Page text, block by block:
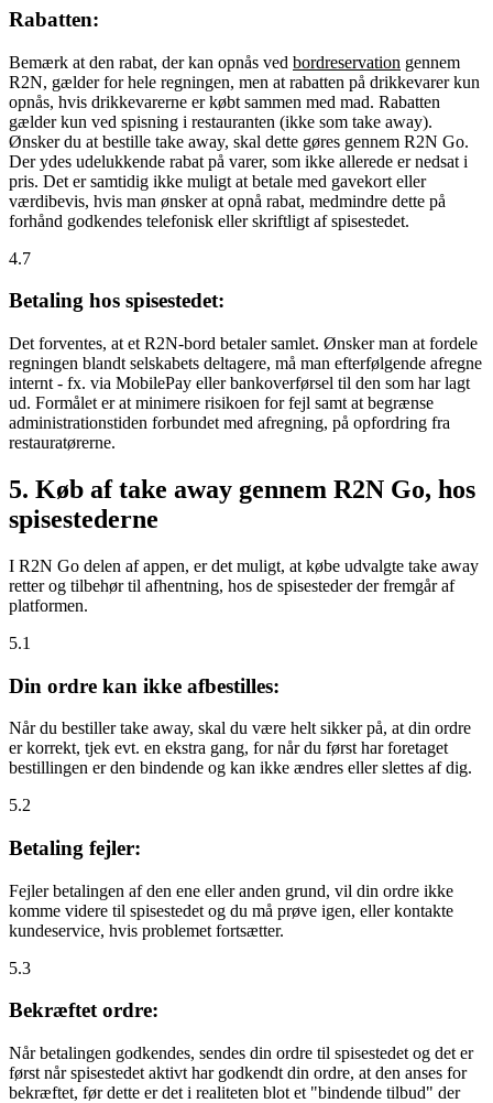
Rabatten:
Bemærk at den rabat, der kan opnås ved bordreservation gennem
R2N, gælder for hele regningen, men at rabatten på drikkevarer kun
opnås, hvis drikkevarerne er købt sammen med mad. Rabatten
gælder kun ved spisning i restauranten (ikke som take away).
Ønsker du at bestille take away, skal dette gøres gennem R2N Go.
Der ydes udelukkende rabat på varer, som ikke allerede er nedsat i
pris. Det er samtidig ikke muligt at betale med gavekort eller
værdibevis, hvis man ønsker at opnå rabat, medmindre dette på
forhånd godkendes telefonisk eller skriftligt af spisestedet.
4.7
Betaling hos spisestedet:
Det forventes, at et R2N-bord betaler samlet. Ønsker man at fordele
regningen blandt selskabets deltagere, må man efterfølgende afregne
internt - fx. via MobilePay eller bankoverførsel til den som har lagt
ud. Formålet er at minimere risikoen for fejl samt at begrænse
administrationstiden forbundet med afregning, på opfordring fra
restauratørerne.
5. Køb af take away gennem R2N Go, hos
spisestederne
I R2N Go delen af appen, er det muligt, at købe udvalgte take away
retter og tilbehør til afhentning, hos de spisesteder der fremgår af
platformen.
5.1
Din ordre kan ikke afbestilles:
Når du bestiller take away, skal du være helt sikker på, at din ordre
er korrekt, tjek evt. en ekstra gang, for når du først har foretaget
bestillingen er den bindende og kan ikke ændres eller slettes af dig.
5.2
Betaling fejler:
Fejler betalingen af den ene eller anden grund, vil din ordre ikke
komme videre til spisestedet og du må prøve igen, eller kontakte
kundeservice, hvis problemet fortsætter.
5.3
Bekræftet ordre:
Når betalingen godkendes, sendes din ordre til spisestedet og det er
først når spisestedet aktivt har godkendt din ordre, at den anses for
bekræftet, før dette er det i realiteten blot et "bindende tilbud" der